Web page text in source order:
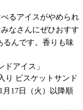
るアイスがやめられ
なさんにぜひおすす
るんです。香りも味
ドアイス」
り ビスケットサンド
月17日（火）以降順